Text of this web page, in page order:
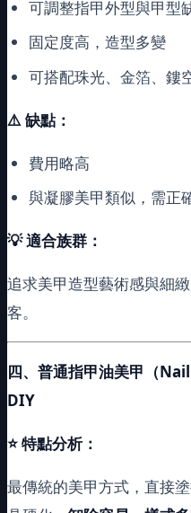
可調整指甲外型與甲型
固定度高，造型多變
可搭配珠光、金箔、鏤
⚠️ 缺點：
費用略高
與凝膠美甲類似，需正
💡適合族群：
追求美甲造型藝術感與細
客。
四、普通指甲油美甲（
DIY
⭐特點分析：
最傳統的美甲方式，直接